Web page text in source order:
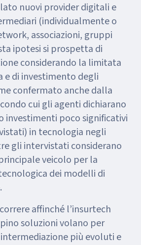
nuovi provider digitali e
(individualmente o
associazioni, gruppi
ipotesi si prospetta di
considerando la limitata
e di investimento degli
confermato anche dalla
cui gli agenti dichiarano
investimenti poco significativi
in tecnologia negli
gli intervistati considerano
veicolo per la
dei modelli di
affinché l’insurtech
soluzioni volano per
più evoluti e